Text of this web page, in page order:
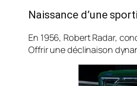
Naissance d’une
En 1956, Robert Radar,
Offrir une déclinaison